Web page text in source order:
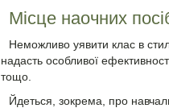
Місце наочних
Неможливо уявити клас в
надасть особливої
тощо.
Йдеться, зокрема, про